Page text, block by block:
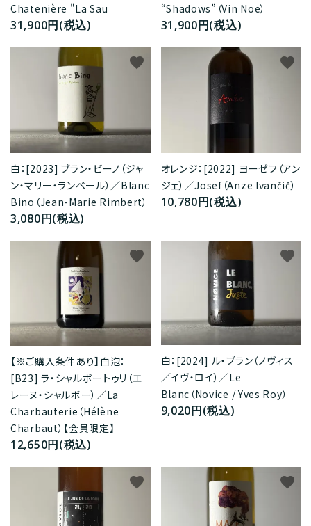
Chatenière "La Sau
31,900円(税込)
“Shadows”（Vin Noe）
31,900円(税込)
白：[2023] ブラン・ビーノ（ジャ
ン・マリー・ランベール）／Blanc
Bino（Jean-Marie Rimbert）
3,080円(税込)
favorite
オレンジ：[2022] ヨーゼフ（アン
ジェ）／Josef（Anze Ivančič）
10,780円(税込)
favorite
【※ご購入条件あり】白泡：
[B23] ラ・シャルボートゥリ（エ
レーヌ・シャルボー）／La
Charbauterie（Hélène
Charbaut）【会員限定】
12,650円(税込)
favorite
白：[2024] ル・ブラン（ノヴィス
／イヴ・ロイ）／Le
Blanc（Novice / Yves Roy）
9,020円(税込)
favorite
favorite favorite